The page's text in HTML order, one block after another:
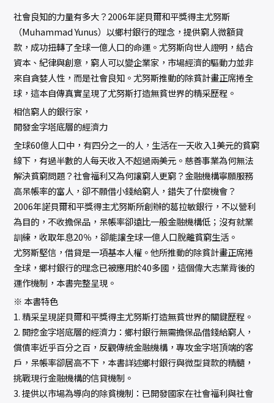
社會良知的力量有多大？2006年諾貝爾和平獎得主尤努斯
（Muhammad Yunus）以鄉村銀行的理念，提供窮人微額貸
款，成功扭轉了全球一億人口的命運。尤努斯向世人證明，結合
資本、紀律與創意，窮人可以變企業家，市場經濟的驅動力並非
來自貪婪人性，而是社會良知。尤努斯推動的除貧計畫正席捲全
球，這本自傳真實呈現了尤努斯打造無貧世界的精采歷程。
相信窮人的銀行家，
開發金字塔底層的經濟力
全球60億人口中，有四分之一的人，生活在一天收入1美元的貧窮
線下，有過半數的人每天收入不超過兩美元。慈善事業為何無法
解決貧窮問題？社會福利又為何讓窮人更窮？金融機構寧願服務
高呆帳率的富人，卻不願借小錢給窮人，錯失了什麼機會？
2006年諾貝爾和平獎得主尤努斯所創辦的葛拉敏銀行，不以營利
為目的，不收擔保品，呆帳率卻遠比一般金融機構低；沒有就業
訓練，收取年息20％，卻能讓全球一億人口脫離貧窮生活。
尤努斯堅信，借貸是一項基本人權。他所推動的除貧計畫正席捲
全球，鄉村銀行的理念已被應用於40多國，這個偉大志業背後的
運作機制，本書完整呈現。
※ 本書特色
1. 精采呈現諾貝爾和平獎得主尤努斯打造無貧世界的關鍵歷程。
2. 開挖金字塔底層的經濟力：鄉村銀行無需擔保品借錢給窮人，
償債率近乎百分之百，反觀傳統金融機構，專攻金字塔頂端的客
戶，呆帳率卻居高不下，本書詳述鄉村銀行與微型貸款的精髓，
挑戰現行金融機構的信貸機制。
3. 提供以市場為導向的除貧機制：已開發國家在社會福利與社會